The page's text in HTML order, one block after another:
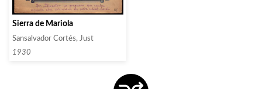
Sierra de Mariola
Sansalvador Cortés, Just
1930